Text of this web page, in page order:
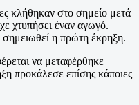
κλήθηκαν στο σημείο μετά
χτυπήσει έναν αγωγό.
σημειωθεί η πρώτη έκρηξη.
να μεταφέρθηκε
προκάλεσε επίσης κάποιες